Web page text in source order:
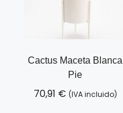
Cactus Maceta Blanca
Pie
70,91 € (IVA incluido)